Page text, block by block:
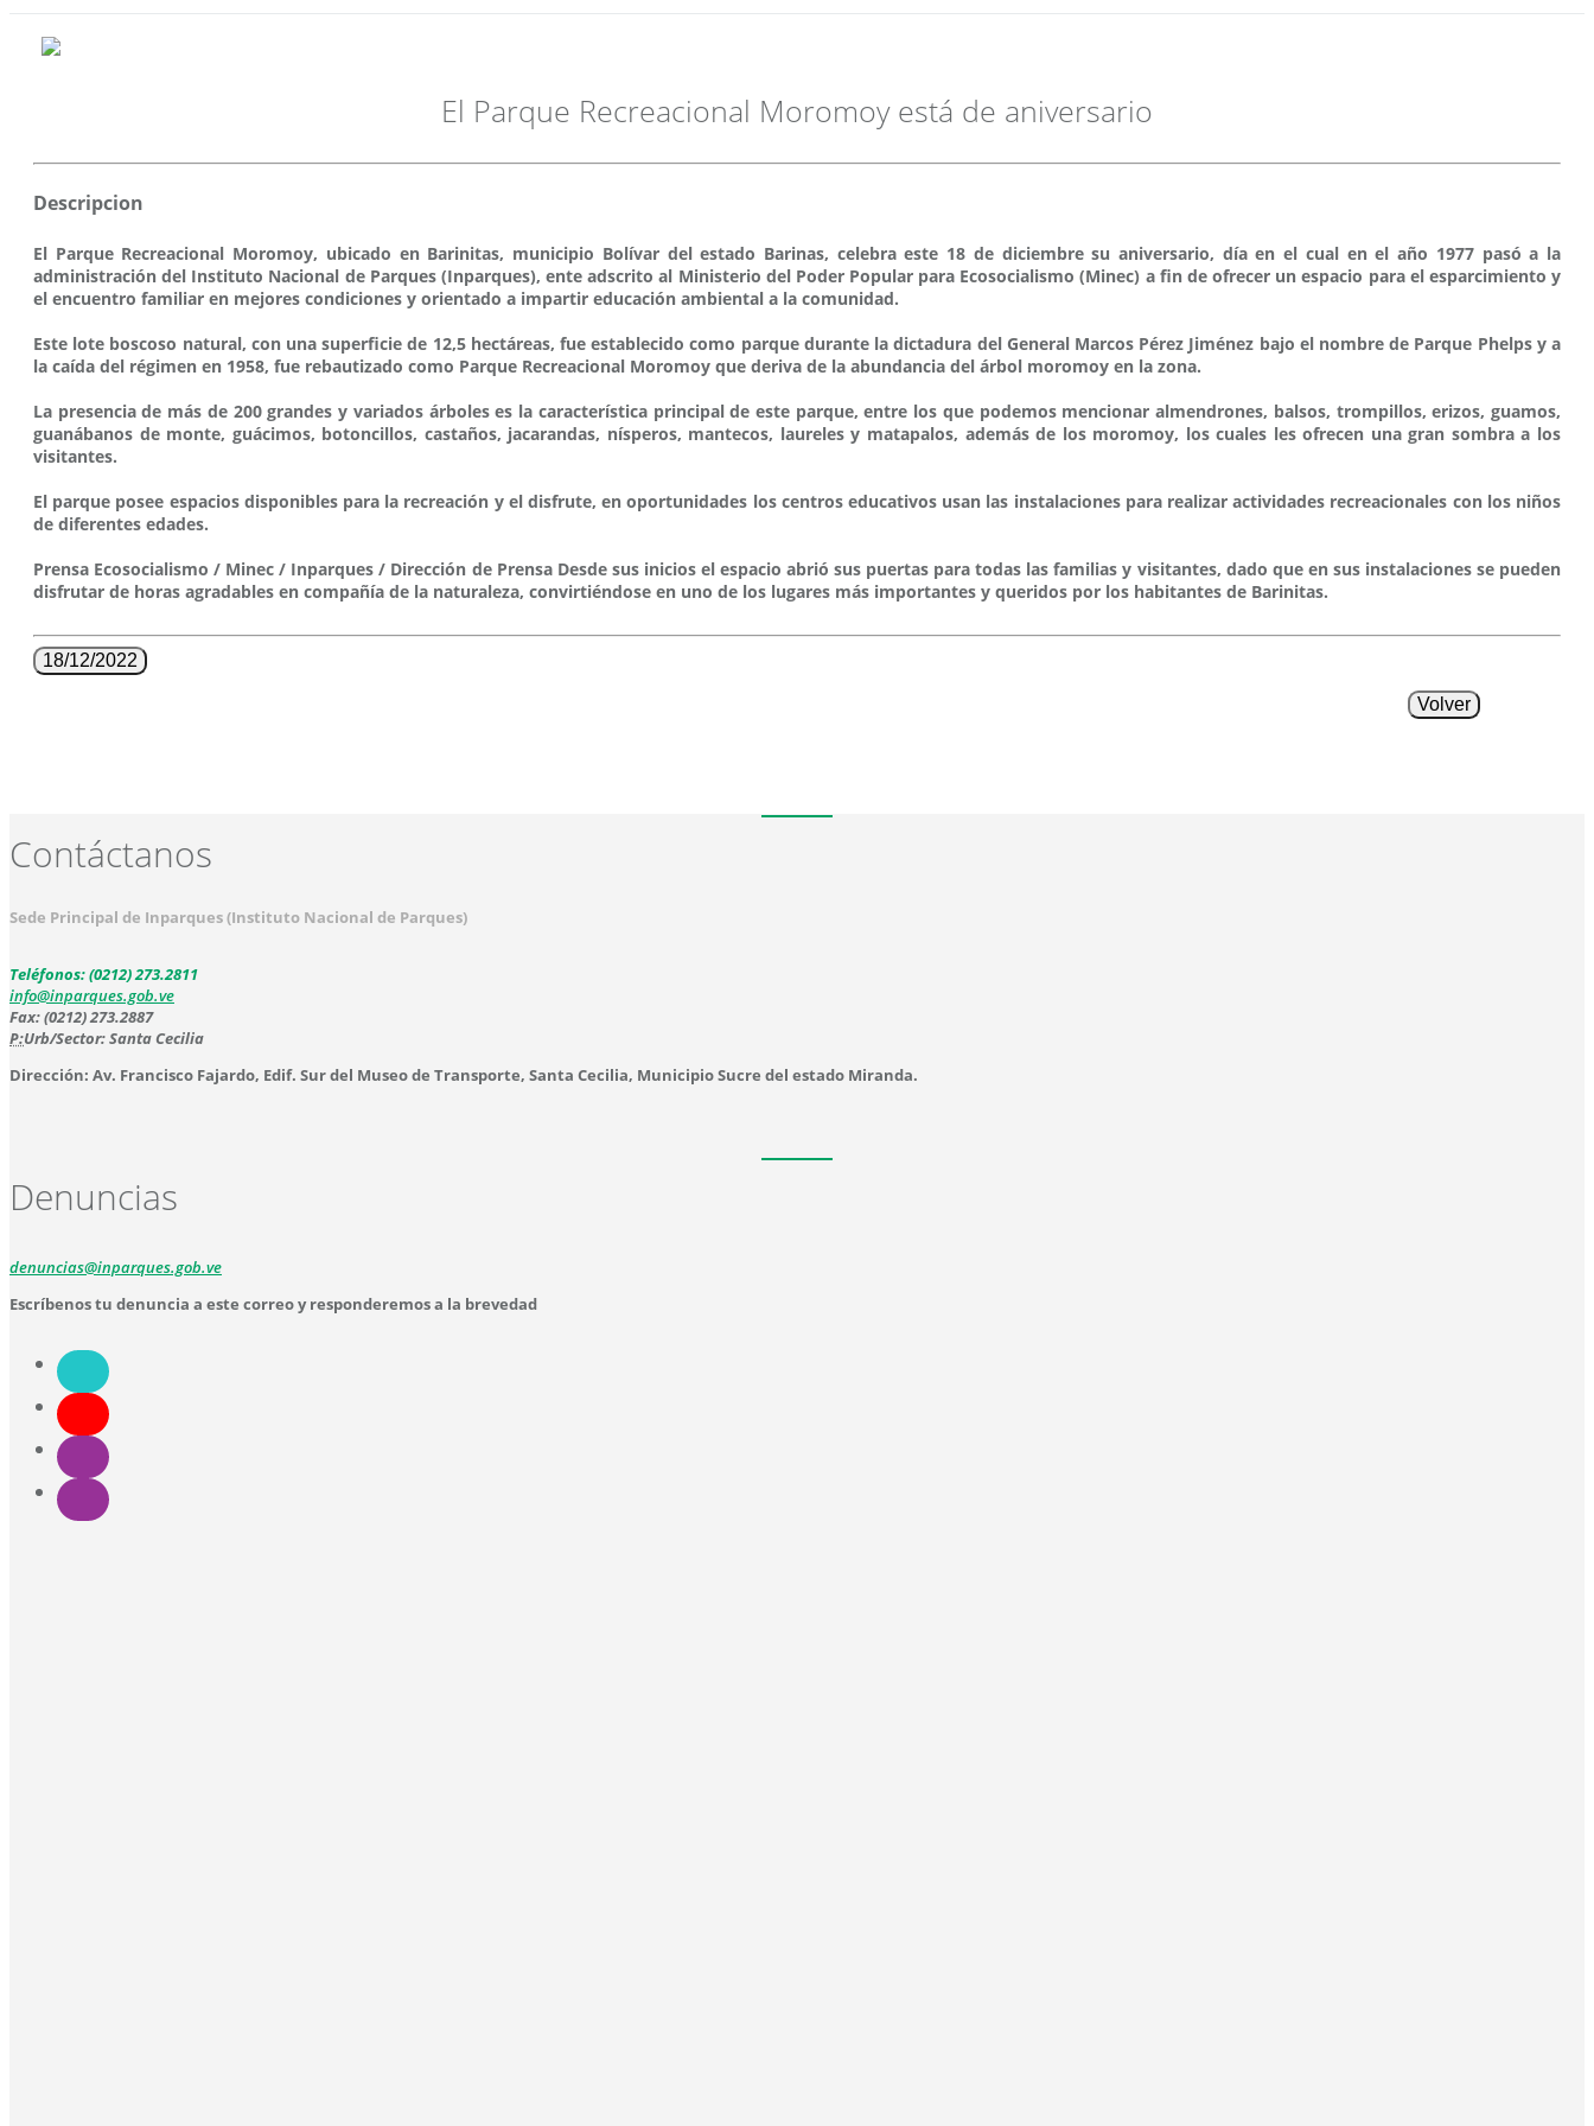
El Parque Recreacional Moromoy está de aniversario
Descripcion
El Parque Recreacional Moromoy, ubicado en Barinitas, municipio Bolívar del estado Barinas, celebra este 18 de diciembre su aniversario, día en el cual en el año 1977 pasó a la
administración del Instituto Nacional de Parques (Inparques), ente adscrito al Ministerio del Poder Popular para Ecosocialismo (Minec) a fin de ofrecer un espacio para el esparcimiento y
el encuentro familiar en mejores condiciones y orientado a impartir educación ambiental a la comunidad.
Este lote boscoso natural, con una superficie de 12,5 hectáreas, fue establecido como parque durante la dictadura del General Marcos Pérez Jiménez bajo el nombre de Parque Phelps y a
la caída del régimen en 1958, fue rebautizado como Parque Recreacional Moromoy que deriva de la abundancia del árbol moromoy en la zona.
La presencia de más de 200 grandes y variados árboles es la característica principal de este parque, entre los que podemos mencionar almendrones, balsos, trompillos, erizos, guamos,
guanábanos de monte, guácimos, botoncillos, castaños, jacarandas, nísperos, mantecos, laureles y matapalos, además de los moromoy, los cuales les ofrecen una gran sombra a los
visitantes.
El parque posee espacios disponibles para la recreación y el disfrute, en oportunidades los centros educativos usan las instalaciones para realizar actividades recreacionales con los niños
de diferentes edades.
Prensa Ecosocialismo / Minec / Inparques / Dirección de Prensa Desde sus inicios el espacio abrió sus puertas para todas las familias y visitantes, dado que en sus instalaciones se pueden
disfrutar de horas agradables en compañía de la naturaleza, convirtiéndose en uno de los lugares más importantes y queridos por los habitantes de Barinitas.
18/12/2022
Volver
Contáctanos
Sede Principal de Inparques (Instituto Nacional de Parques)
Teléfonos: (0212) 273.2811
info@inparques.gob.ve
Fax: (0212) 273.2887
P:Urb/Sector: Santa Cecilia
Dirección: Av. Francisco Fajardo, Edif. Sur del Museo de Transporte, Santa Cecilia, Municipio Sucre del estado Miranda.
Denuncias
denuncias@inparques.gob.ve
Escríbenos tu denuncia a este correo y responderemos a la brevedad